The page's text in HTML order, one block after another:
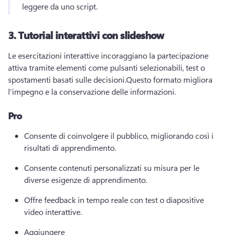
leggere da uno script.
3.Tutorial interattivi con slideshow
Le esercitazioni interattive incoraggiano la partecipazione
attiva tramite elementi come pulsanti selezionabili, test o
spostamenti basati sulle decisioni.Questo formato migliora
l'impegno e la conservazione delle informazioni.
Pro
Consente di coinvolgere il pubblico, migliorando così i
risultati di apprendimento.
Consente contenuti personalizzati su misura per le
diverse esigenze di apprendimento.
Offre feedback in tempo reale con test o diapositive
video interattive.
Aggiungere